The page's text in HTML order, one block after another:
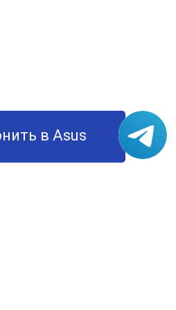
в Asus